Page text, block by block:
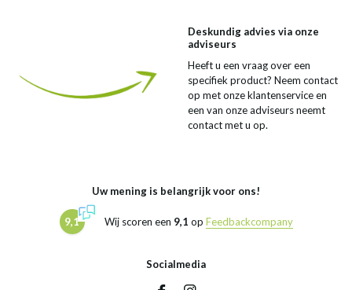
Deskundig advies via onze
adviseurs
Heeft u een vraag over een
specifiek product? Neem contact
op met onze klantenservice en
een van onze adviseurs neemt
contact met u op.
Uw mening is belangrijk voor ons!
9,1 Wij scoren een 9,1 op Feedbackcompany
Socialmedia